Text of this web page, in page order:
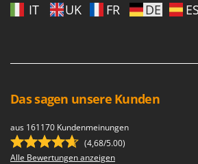
Wiper EcoRobot
Y
Z
Zanon
IT UK FR DE ES
Das sagen unsere Kunden
aus 161170 Kundenmeinungen
(4,68/5.00)
Alle Bewertungen anzeigen